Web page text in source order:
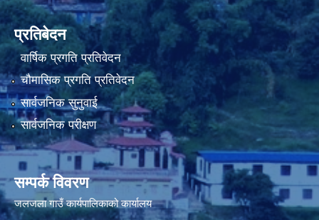
प्रतिबेदन
वार्षिक प्रगति प्रतिवेदन
चौमासिक प्रगति प्रतिवेदन
सार्वजनिक सुनुवाई
सार्वजनिक परीक्षण
सम्पर्क विवरण
जलजला गाउँ कार्यपालिकाको कार्यालय